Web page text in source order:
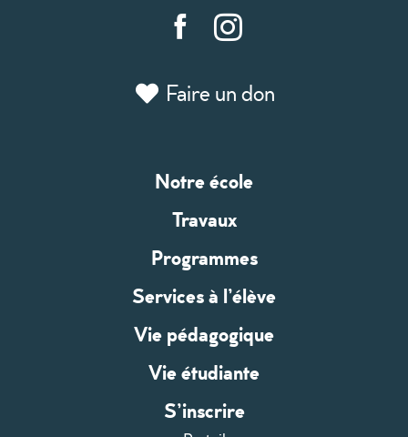
Faire un don
Notre école
Travaux
Programmes
Services à l’élève
Vie pédagogique
Vie étudiante
S’inscrire